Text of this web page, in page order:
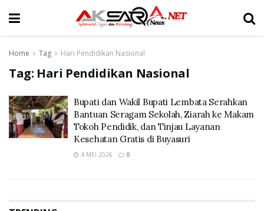
Home Tag Hari Pendidikan Nasional
Tag: Hari Pendidikan Nasional
Bupati dan Wakil Bupati Lembata Serahkan
Bantuan Seragam Sekolah, Ziarah ke Makam
Tokoh Pendidik, dan Tinjau Layanan
Kesehatan Gratis di Buyasuri
4 MEI 2026 0